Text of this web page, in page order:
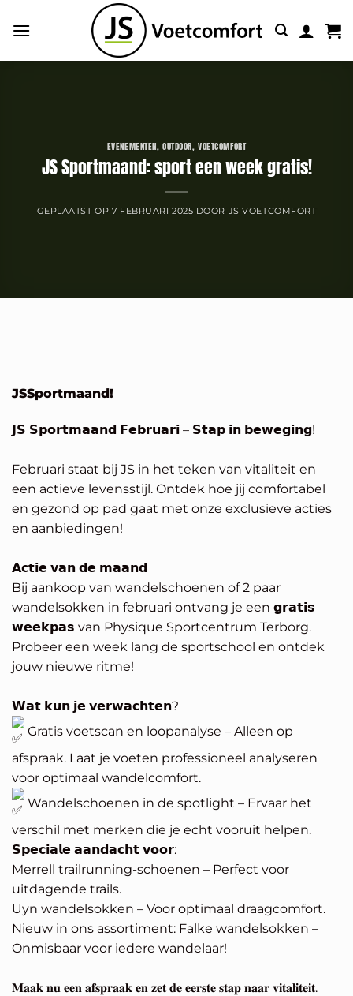
naar
EVENEMENTEN,OUTDOOR,VOETCOMFORT
JS Sportmaand: sport een week gratis!
GEPLAATST OP 7 FEBRUARI 2025 DOOR JS VOETCOMFORT
JSSportmaand!
𝗝𝗦 𝗦𝗽𝗼𝗿𝘁𝗺𝗮𝗮𝗻𝗱 𝗙𝗲𝗯𝗿𝘂𝗮𝗿𝗶 – 𝗦𝘁𝗮𝗽 𝗶𝗻 𝗯𝗲𝘄𝗲𝗴𝗶𝗻𝗴!
Februari staat bij JS in het teken van vitaliteit en
een actieve levensstijl. Ontdek hoe jij comfortabel
en gezond op pad gaat met onze exclusieve acties
en aanbiedingen!
𝗔𝗰𝘁𝗶𝗲 𝘃𝗮𝗻 𝗱𝗲 𝗺𝗮𝗮𝗻𝗱
Bij aankoop van wandelschoenen of 2 paar
wandelsokken in februari ontvang je een 𝗴𝗿𝗮𝘁𝗶𝘀
𝘄𝗲𝗲𝗸𝗽𝗮𝘀 van Physique Sportcentrum Terborg.
Probeer een week lang de sportschool en ontdek
jouw nieuwe ritme!
𝗪𝗮𝘁 𝗸𝘂𝗻 𝗷𝗲 𝘃𝗲𝗿𝘄𝗮𝗰𝗵𝘁𝗲𝗻?
Gratis voetscan en loopanalyse – Alleen op
afspraak. Laat je voeten professioneel analyseren
voor optimaal wandelcomfort.
Wandelschoenen in de spotlight – Ervaar het
verschil met merken die je echt vooruit helpen.
𝗦𝗽𝗲𝗰𝗶𝗮𝗹𝗲 𝗮𝗮𝗻𝗱𝗮𝗰𝗵𝘁 𝘃𝗼𝗼𝗿:
Merrell trailrunning-schoenen – Perfect voor
uitdagende trails.
Uyn wandelsokken – Voor optimaal draagcomfort.
Nieuw in ons assortiment: Falke wandelsokken –
Onmisbaar voor iedere wandelaar!
𝐌𝐚𝐚𝐤 𝐧𝐮 𝐞𝐞𝐧 𝐚𝐟𝐬𝐩𝐫𝐚𝐚𝐤 𝐞𝐧 𝐳𝐞𝐭 𝐝𝐞 𝐞𝐞𝐫𝐬𝐭𝐞 𝐬𝐭𝐚𝐩 𝐧𝐚𝐚𝐫 𝐯𝐢𝐭𝐚𝐥𝐢𝐭𝐞𝐢𝐭.